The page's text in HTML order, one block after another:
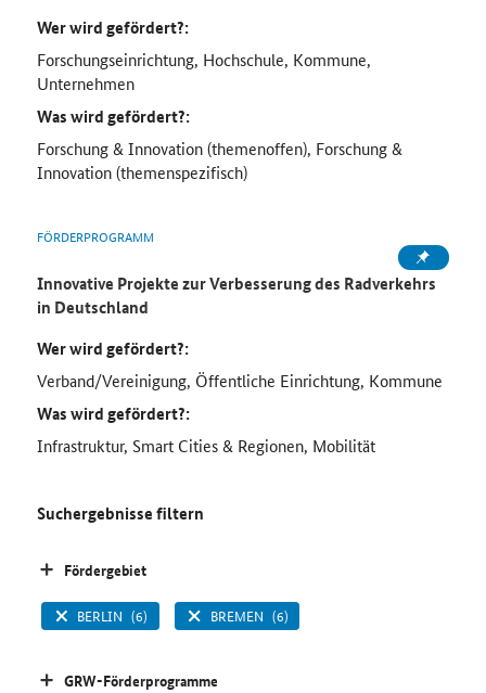
Wer wird gefördert?:
Forschungseinrichtung, Hochschule, Kommune,
Unternehmen
Was wird gefördert?:
Forschung & Innovation (themenoffen), Forschung &
Innovation (themenspezifisch)
FÖRDERPROGRAMM
Innovative Projekte zur Verbesserung des Radverkehrs
in Deutschland
Wer wird gefördert?:
Verband/Vereinigung, Öffentliche Einrichtung, Kommune
Was wird gefördert?:
Infrastruktur, Smart Cities & Regionen, Mobilität
Suchergebnisse filtern
Fördergebiet
BERLIN (6) BREMEN (6)
GRW-Förderprogramme